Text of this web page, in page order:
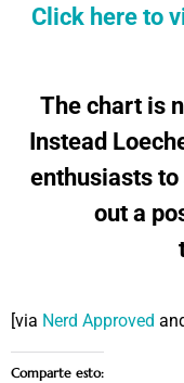
Click here to
The chart is
Instead
enthusiasts
out a
[via Nerd Approved
Comparte esto: